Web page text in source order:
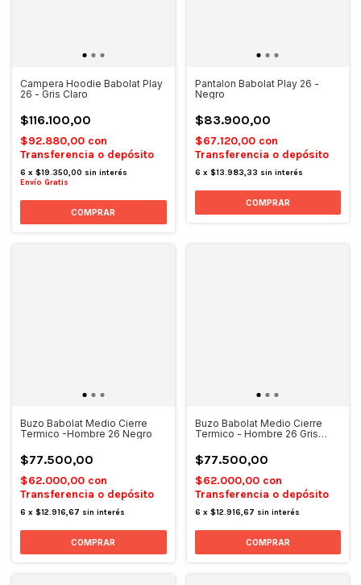
Campera Hoodie Babolat Play
26 - Gris Claro
$116.100,00
$92.880,00 con
Transferencia o depósito
6 x $19.350,00 sin interés
Envío Gratis
COMPRAR
Pantalon Babolat Play 26 -
Negro
$83.900,00
$67.120,00 con
Transferencia o depósito
6 x $13.983,33 sin interés
COMPRAR
Buzo Babolat Medio Cierre
Termico -Hombre 26 Negro
$77.500,00
$62.000,00 con
Transferencia o depósito
6 x $12.916,67 sin interés
COMPRAR
Buzo Babolat Medio Cierre
Termico - Hombre 26 Gris
$77.500,00
$62.000,00 con
Transferencia o depósito
6 x $12.916,67 sin interés
COMPRAR